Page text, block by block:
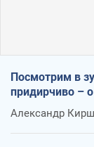
Посмотрим в
придирчиво –
Александр Кирш